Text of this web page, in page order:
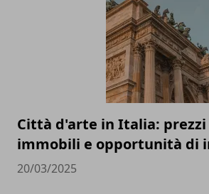
Città d'arte in Italia:
immobili e opportunità di
20/03/2025